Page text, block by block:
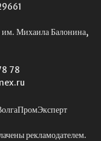
им. Михаила Балонина,
78
рекламодателем.